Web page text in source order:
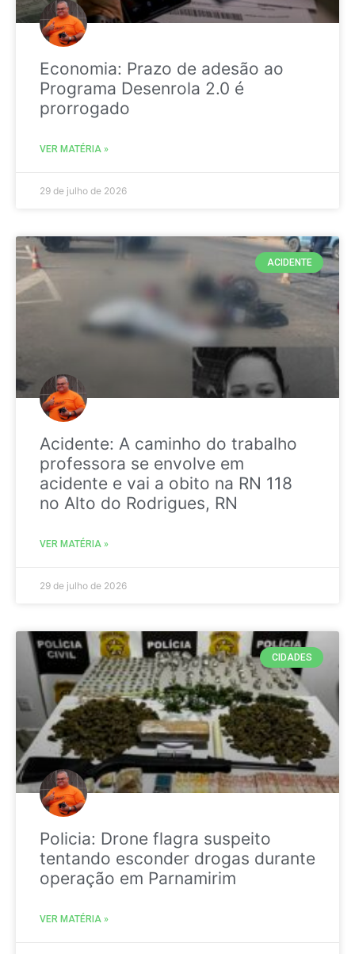
Economia: Prazo de adesão ao
Programa Desenrola 2.0 é
prorrogado
VER MATÉRIA »
29 de julho de 2026
ACIDENTE
Acidente: A caminho do trabalho
professora se envolve em
acidente e vai a obito na RN 118
no Alto do Rodrigues, RN
VER MATÉRIA »
29 de julho de 2026
CIDADES
Policia: Drone flagra suspeito
tentando esconder drogas durante
operação em Parnamirim
VER MATÉRIA »